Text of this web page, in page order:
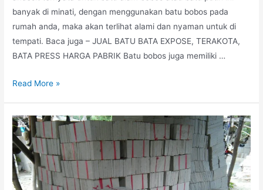
banyak di minati, dengan menggunakan batu bobos pada
rumah anda, maka akan terlihat alami dan nyaman untuk di
tempati. Baca juga – JUAL BATU BATA EXPOSE, TERAKOTA,
BATA PRESS HARGA PABRIK Batu bobos juga memiliki …
Jual
Bobos
|
Distributor
dan
Supplier
Read More »